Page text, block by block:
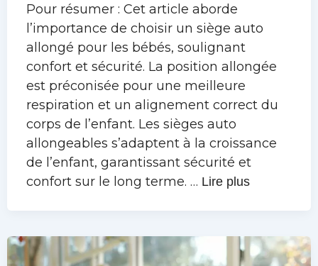
Pour résumer : Cet article aborde
l’importance de choisir un siège auto
allongé pour les bébés, soulignant
confort et sécurité. La position allongée
est préconisée pour une meilleure
respiration et un alignement correct du
corps de l’enfant. Les sièges auto
allongeables s’adaptent à la croissance
de l’enfant, garantissant sécurité et
confort sur le long terme. … Lire plus